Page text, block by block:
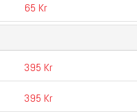
65 Kr
395 Kr
395 Kr